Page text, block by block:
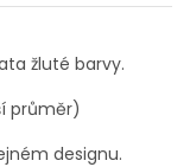
žluté barvy.
průměr)
designu.